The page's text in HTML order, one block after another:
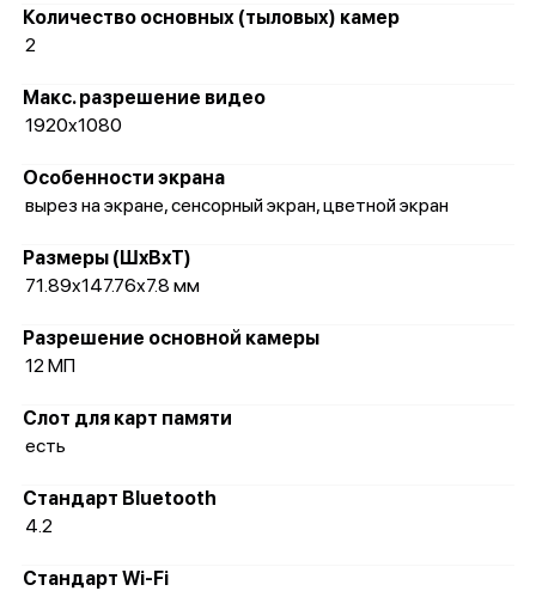
Количество основных (тыловых) камер
2
Макс. разрешение видео
1920x1080
Особенности экрана
вырез на экране, сенсорный экран, цветной экран
Размеры (ШxВxТ)
71.89x147.76x7.8 мм
Разрешение основной камеры
12 МП
Слот для карт памяти
есть
Стандарт Bluetooth
4.2
Стандарт Wi-Fi